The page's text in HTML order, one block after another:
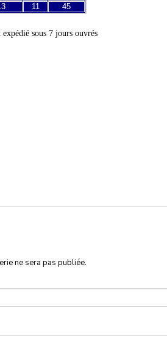
11 45
sous 7 jours ouvrés
ne sera pas publiée.